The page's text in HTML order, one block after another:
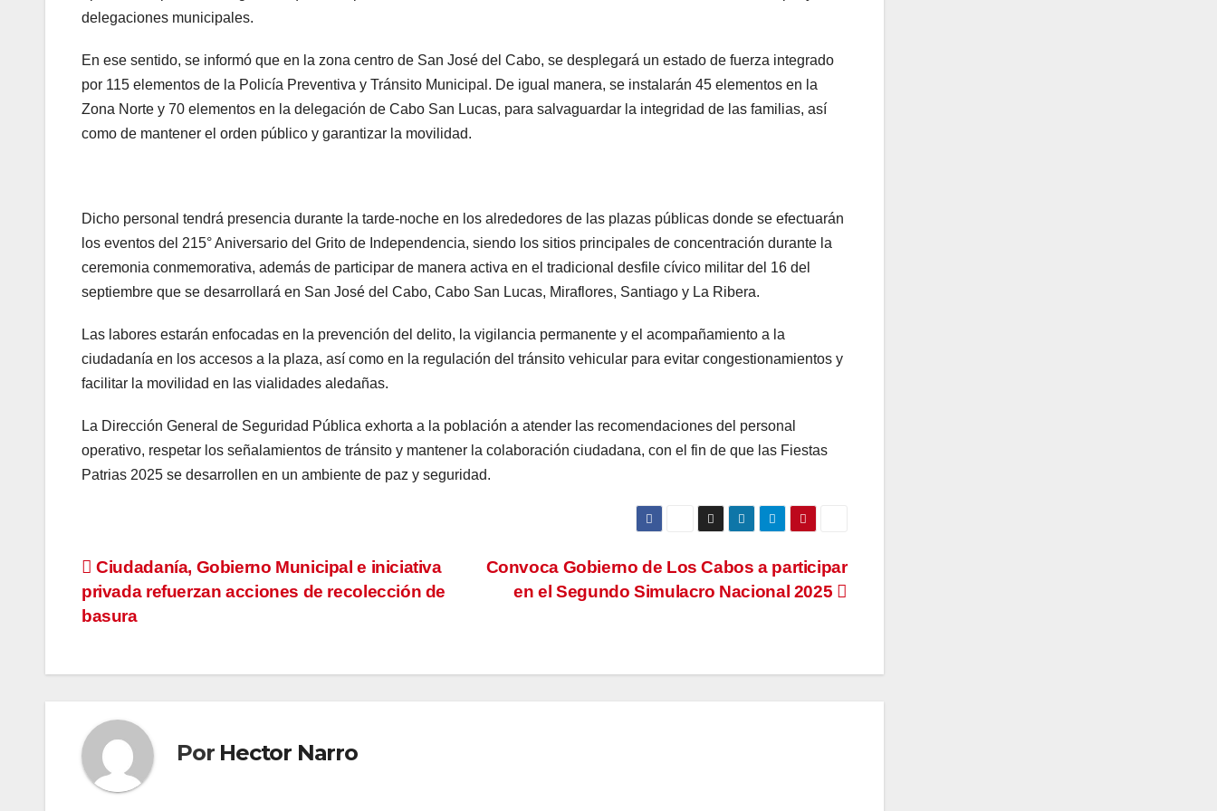
delegaciones municipales.
En ese sentido, se informó que en la zona centro de San José del Cabo, se desplegará un estado de fuerza integrado
por 115 elementos de la Policía Preventiva y Tránsito Municipal. De igual manera, se instalarán 45 elementos en la
Zona Norte y 70 elementos en la delegación de Cabo San Lucas, para salvaguardar la integridad de las familias, así
como de mantener el orden público y garantizar la movilidad.
Dicho personal tendrá presencia durante la tarde-noche en los alrededores de las plazas públicas donde se efectuarán
los eventos del 215° Aniversario del Grito de Independencia, siendo los sitios principales de concentración durante la
ceremonia conmemorativa, además de participar de manera activa en el tradicional desfile cívico militar del 16 del
septiembre que se desarrollará en San José del Cabo, Cabo San Lucas, Miraflores, Santiago y La Ribera.
Las labores estarán enfocadas en la prevención del delito, la vigilancia permanente y el acompañamiento a la
ciudadanía en los accesos a la plaza, así como en la regulación del tránsito vehicular para evitar congestionamientos y
facilitar la movilidad en las vialidades aledañas.
La Dirección General de Seguridad Pública exhorta a la población a atender las recomendaciones del personal
operativo, respetar los señalamientos de tránsito y mantener la colaboración ciudadana, con el fin de que las Fiestas
Patrias 2025 se desarrollen en un ambiente de paz y seguridad.
Navegación
de
Convoca Gobierno de Los Cabos a participar
en el Segundo Simulacro Nacional 2025
Ciudadanía, Gobierno Municipal e iniciativa
privada refuerzan acciones de recolección de
basura
Por Hector Narro